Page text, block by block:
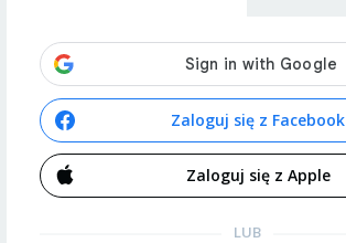
Zaloguj się z Facebook
Zaloguj się z Apple
LUB